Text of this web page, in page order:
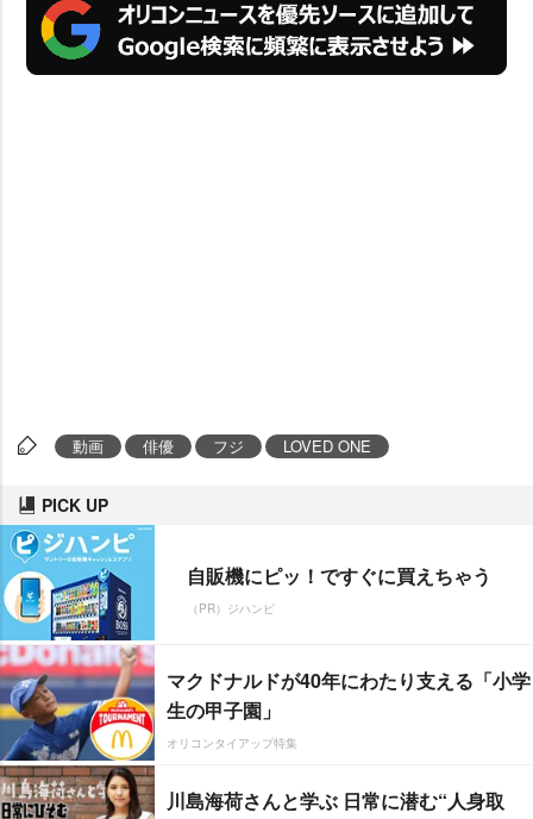
動画 俳優 フジ LOVED ONE
PICK UP
自販機にピッ！ですぐに買えちゃう
（PR）ジハンピ
マクドナルドが40年にわたり支える「小学
生の甲子園」
オリコンタイアップ特集
川島海荷さんと学ぶ 日常に潜む“人身取